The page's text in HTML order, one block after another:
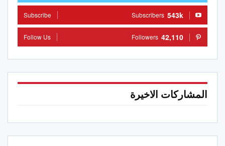
543k
Subscribers
Subscribe
42,110
Followers
Follow Us
المشاركات الاخيرة